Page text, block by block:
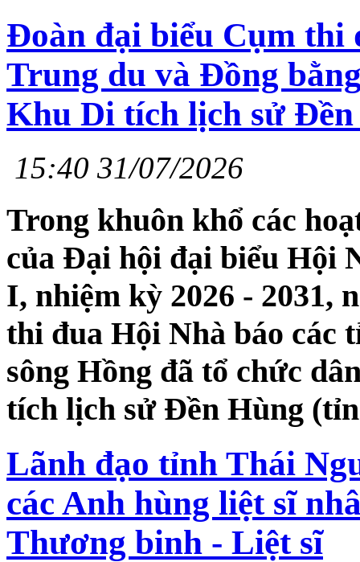
Đoàn đại biểu Cụm thi
Trung du và Đồng
Khu Di tích lịch sử
15:40 31/07/2026
Trong khuôn khổ các
của Đại hội đại biểu Hội
I, nhiệm kỳ 2026 - 2031,
thi đua Hội Nhà báo các
sông Hồng đã tổ chức
tích lịch sử Đền Hùng
Lãnh đạo tỉnh Thái
các Anh hùng liệt sĩ
Thương binh - Liệt sĩ